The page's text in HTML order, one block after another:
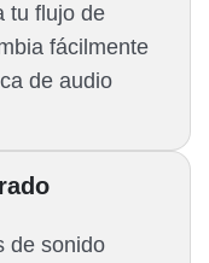
tu flujo de
fácilmente
de audio
de sonido